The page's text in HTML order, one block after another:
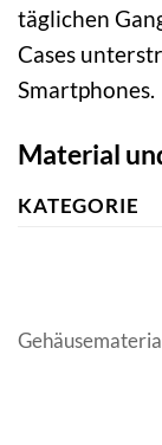
täglichen
Cases
Smartphones.
Material
KATEGORIE